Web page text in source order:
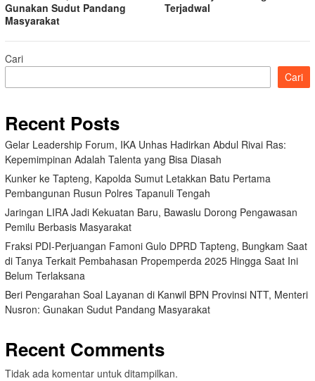
Gunakan Sudut Pandang
Masyarakat
Terjadwal
Cari
Cari
Recent Posts
Gelar Leadership Forum, IKA Unhas Hadirkan Abdul Rivai Ras:
Kepemimpinan Adalah Talenta yang Bisa Diasah
Kunker ke Tapteng, Kapolda Sumut Letakkan Batu Pertama
Pembangunan Rusun Polres Tapanuli Tengah
Jaringan LIRA Jadi Kekuatan Baru, Bawaslu Dorong Pengawasan
Pemilu Berbasis Masyarakat
Fraksi PDI-Perjuangan Famoni Gulo DPRD Tapteng, Bungkam Saat
di Tanya Terkait Pembahasan Propemperda 2025 Hingga Saat Ini
Belum Terlaksana
Beri Pengarahan Soal Layanan di Kanwil BPN Provinsi NTT, Menteri
Nusron: Gunakan Sudut Pandang Masyarakat
Recent Comments
Tidak ada komentar untuk ditampilkan.